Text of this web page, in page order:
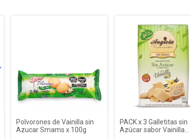
Polvorones de Vainilla sin
Azucar Smams x 100g
PACK x 3 Galletitas sin
Azúcar sabor Vainilla